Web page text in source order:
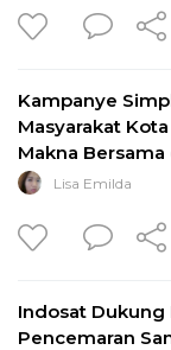
Kampanye
Masyarakat
Makna
Lisa Emilda
Indosat
Pencemaran